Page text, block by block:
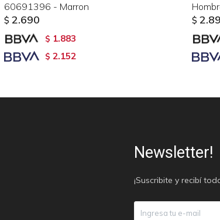
60691396 - Marron
$ 2.690
$ 1.883
$ 2.152
$
Newsletter!
¡Suscribite y recibí